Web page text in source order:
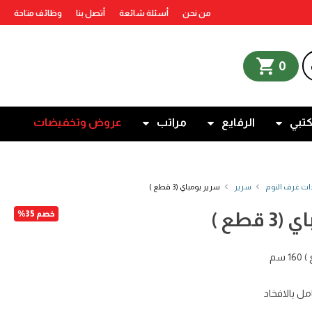
من نحن أسئلة شائعة أتصل بنا وظائف متاحة
0
shopping_cart
الرفايع مراتب عروض وتخفيضات
غرف النوم سرير سرير بومباي (3 قطع )
قطع ) خصم 35%
بالافخاد